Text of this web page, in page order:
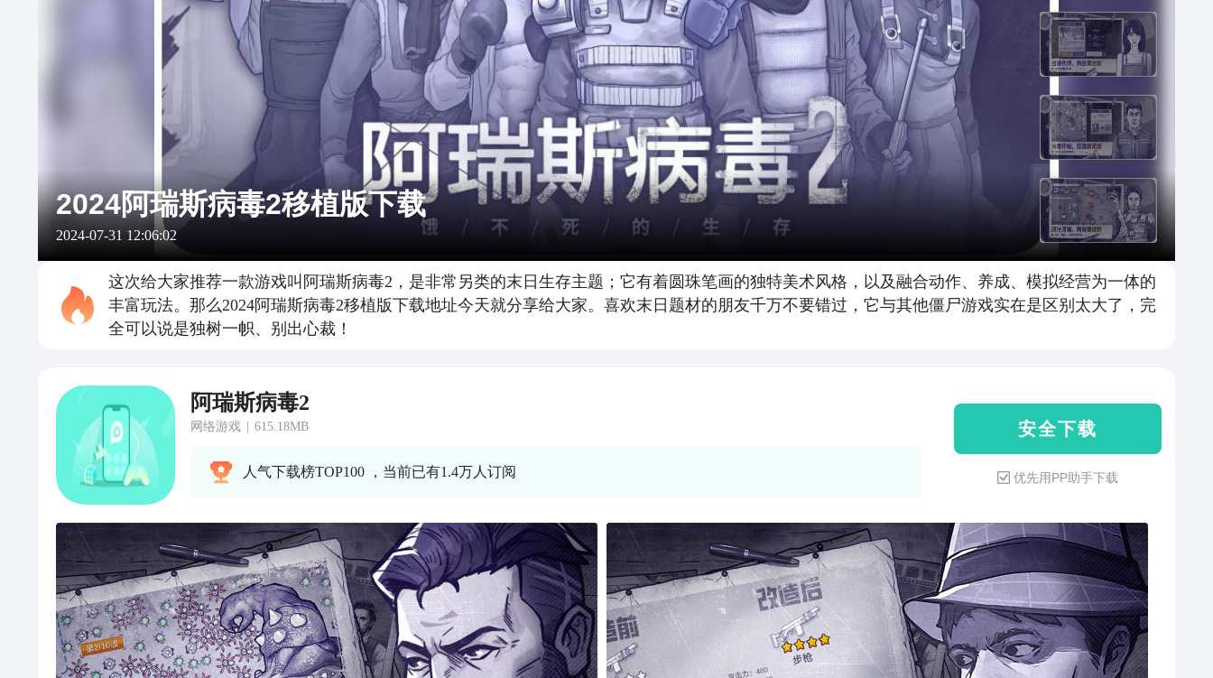
2024阿瑞斯病毒2移植版下载
2024-07-31 12:06:02
这次给大家推荐一款游戏叫阿瑞斯病毒2，是非常另类的末日生存主题；它有着圆珠笔画的独特美术风格，以及融合动作、养成、模拟经营为一体的
丰富玩法。那么2024阿瑞斯病毒2移植版下载地址今天就分享给大家。喜欢末日题材的朋友千万不要错过，它与其他僵尸游戏实在是区别太大了，完
全可以说是独树一帜、别出心裁！
阿瑞斯病毒2
网络游戏 615.18MB
人气下载榜TOP100 ，当前已有1.4万人订阅
安 全 下 载
优先用PP助手下载